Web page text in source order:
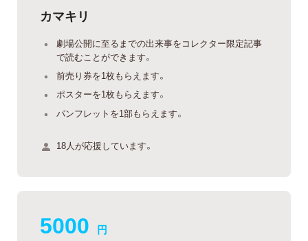
カマキリ
劇場公開に至るまでの出来事をコレクター限定記事
で読むことができます。
前売り券を1枚もらえます。
ポスターを1枚もらえます。
パンフレットを1部もらえます。
18人が応援しています。
5000 円